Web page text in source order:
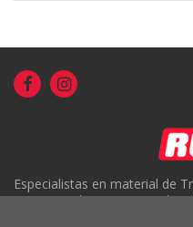
Especialistas en material de
en Portugal y un servicio de